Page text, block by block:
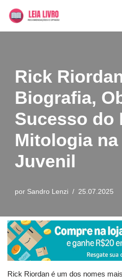
Rick
Biografia,
Sucesso do
Mitologia
Juvenil
por Sandro Lenzi 25.07.2025
Rick Riordan é um dos nomes